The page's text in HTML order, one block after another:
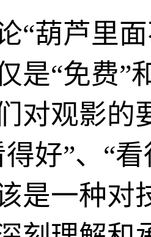
“葫芦里
是“免费”
对观影的
好”、“
是一种对